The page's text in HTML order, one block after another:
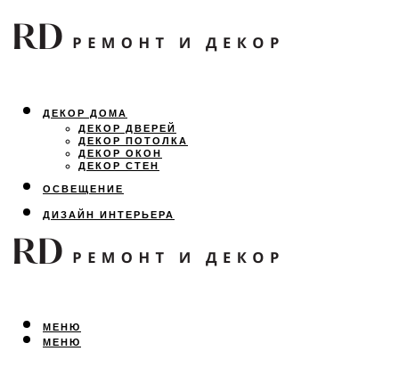
ДЕКОР ДОМА
ДЕКОР ДВЕРЕЙ
ДЕКОР ПОТОЛКА
ДЕКОР ОКОН
ДЕКОР СТЕН
ОСВЕЩЕНИЕ
ДИЗАЙН ИНТЕРЬЕРА
ЛАНДШАФТНЫЙ ДИЗАЙН
ВСЕ ПРО РЕМОНТ
МЕНЮ
МЕНЮ